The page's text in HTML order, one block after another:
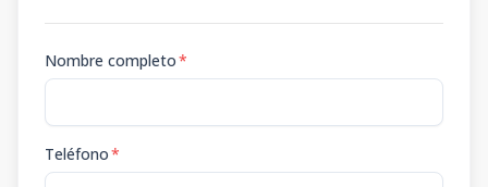
Nombre completo*
Teléfono*